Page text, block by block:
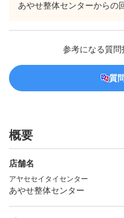
あやせ整体センターからの
参考になる質問
質
概要
店舗名
アヤセセイタイセンター
あやせ整体センター